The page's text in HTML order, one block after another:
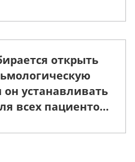
открыть
устанавливать
всех пациентов